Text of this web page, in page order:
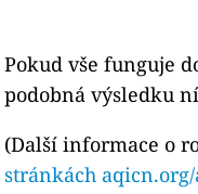
Pokud vše funguje
podobná výsledku
(Další informace o
stránkách